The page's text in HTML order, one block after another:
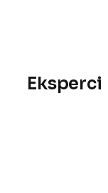
Eksperci